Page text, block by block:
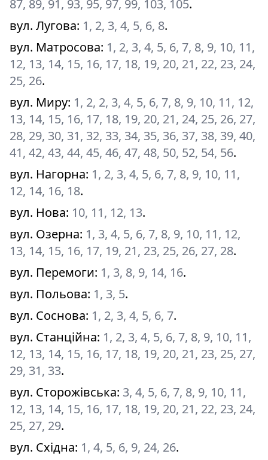
87, 89, 91, 93, 95, 97, 99, 103, 105.
вул. Лугова: 1, 2, 3, 4, 5, 6, 8.
вул. Матросова: 1, 2, 3, 4, 5, 6, 7, 8, 9, 10, 11,
12, 13, 14, 15, 16, 17, 18, 19, 20, 21, 22, 23, 24,
25, 26.
вул. Миру: 1, 2, 2, 3, 4, 5, 6, 7, 8, 9, 10, 11, 12,
13, 14, 15, 16, 17, 18, 19, 20, 21, 24, 25, 26, 27,
28, 29, 30, 31, 32, 33, 34, 35, 36, 37, 38, 39, 40,
41, 42, 43, 44, 45, 46, 47, 48, 50, 52, 54, 56.
вул. Нагорна: 1, 2, 3, 4, 5, 6, 7, 8, 9, 10, 11,
12, 14, 16, 18.
вул. Нова: 10, 11, 12, 13.
вул. Озерна: 1, 3, 4, 5, 6, 7, 8, 9, 10, 11, 12,
13, 14, 15, 16, 17, 19, 21, 23, 25, 26, 27, 28.
вул. Перемоги: 1, 3, 8, 9, 14, 16.
вул. Польова: 1, 3, 5.
вул. Соснова: 1, 2, 3, 4, 5, 6, 7.
вул. Станційна: 1, 2, 3, 4, 5, 6, 7, 8, 9, 10, 11,
12, 13, 14, 15, 16, 17, 18, 19, 20, 21, 23, 25, 27,
29, 31, 33.
вул. Сторожівська: 3, 4, 5, 6, 7, 8, 9, 10, 11,
12, 13, 14, 15, 16, 17, 18, 19, 20, 21, 22, 23, 24,
25, 27, 29.
вул. Східна: 1, 4, 5, 6, 9, 24, 26.